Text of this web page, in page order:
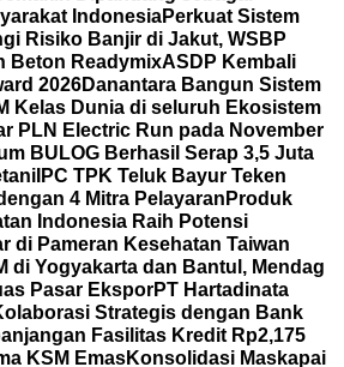
IndonesiaPerkuat Sistem
Risiko Banjir di Jakut, WSBP
Beton ReadymixASDP Kembali
2026Danantara Bangun Sistem
Kelas Dunia di seluruh Ekosistem
PLN Electric Run pada November
BULOG Berhasil Serap 3,5 Juta
IPC TPK Teluk Bayur Teken
4 Mitra Pelayaran Produk
Indonesia Raih Potensi
di Pameran Kesehatan Taiwan
di Yogyakarta dan Bantul, Mendag
Pasar EksporPT Hartadinata
Strategis dengan Bank
Fasilitas Kredit Rp2,175
KSM EmasKonsolidasi Maskapai